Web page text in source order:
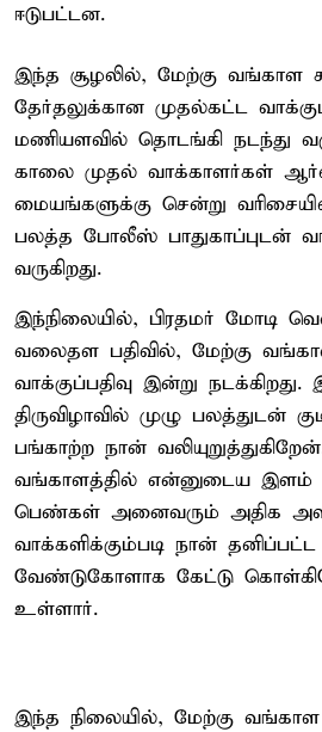
ஈடுபட்டன.
இந்த சூழலில், மேற்கு வங்காள
தேர்தலுக்கான முதல்கட்ட
மணியளவில் தொடங்கி நடந்து
காலை முதல் வாக்காளர்கள்
மையங்களுக்கு சென்று
பலத்த போலீஸ் பாதுகாப்புடன்
வருகிறது.
இந்நிலையில், பிரதமர் மோடி
வலைதள பதிவில், மேற்கு
வாக்குப்பதிவு இன்று
திருவிழாவில் முழு பலத்துடன்
பங்காற்ற நான்
வங்காளத்தில் என்னுடைய இளம்
பெண்கள் அனைவரும் அதிக
வாக்களிக்கும்படி நான்
வேண்டுகோளாக கேட்டு
உள்ளார்.
இந்த நிலையில், மேற்கு